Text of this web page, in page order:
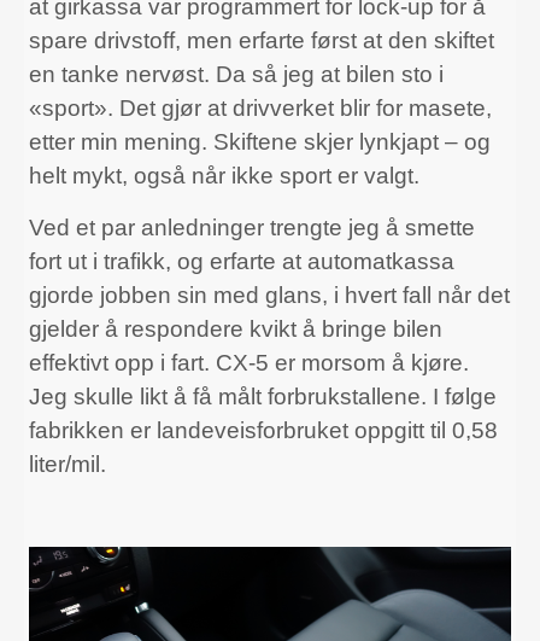
at girkassa var programmert for lock-up for å
spare drivstoff, men erfarte først at den skiftet
en tanke nervøst. Da så jeg at bilen sto i
«sport». Det gjør at drivverket blir for masete,
etter min mening. Skiftene skjer lynkjapt – og
helt mykt, også når ikke sport er valgt.
Ved et par anledninger trengte jeg å smette
fort ut i trafikk, og erfarte at automatkassa
gjorde jobben sin med glans, i hvert fall når det
gjelder å respondere kvikt å bringe bilen
effektivt opp i fart. CX-5 er morsom å kjøre.
Jeg skulle likt å få målt forbrukstallene. I følge
fabrikken er landeveisforbruket oppgitt til 0,58
liter/mil.